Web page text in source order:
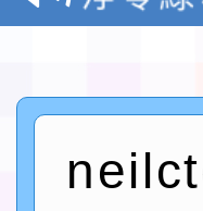
及師
實施
115年
程
函轉